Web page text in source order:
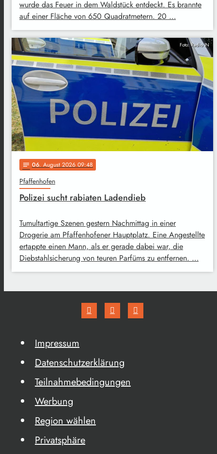
wurde das Feuer in dem Waldstück entdeckt. Es brannte
auf einer Fläche von 650 Quadratmetern. 20 …
Foto: Radio IN
notes 06. August 2026 09:48
Pfaffenhofen
Polizei sucht rabiaten Ladendieb
Tumultartige Szenen gestern Nachmittag in einer
Drogerie am Pfaffenhofener Hauptplatz. Eine Angestellte
ertappte einen Mann, als er gerade dabei war, die
Diebstahlsicherung von teuren Parfüms zu entfernen. …
Impressum
Datenschutzerklärung
Teilnahmebedingungen
Werbung
Region wählen
Privatsphäre